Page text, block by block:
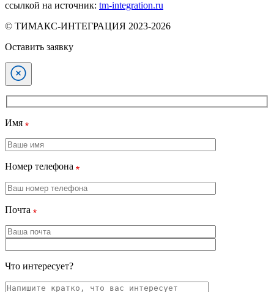
ссылкой на источник: tm-integration.ru
© ТИМАКС-ИНТЕГРАЦИЯ 2023-2026
Оставить заявку
Имя
Номер телефона
Почта
Что интересует?